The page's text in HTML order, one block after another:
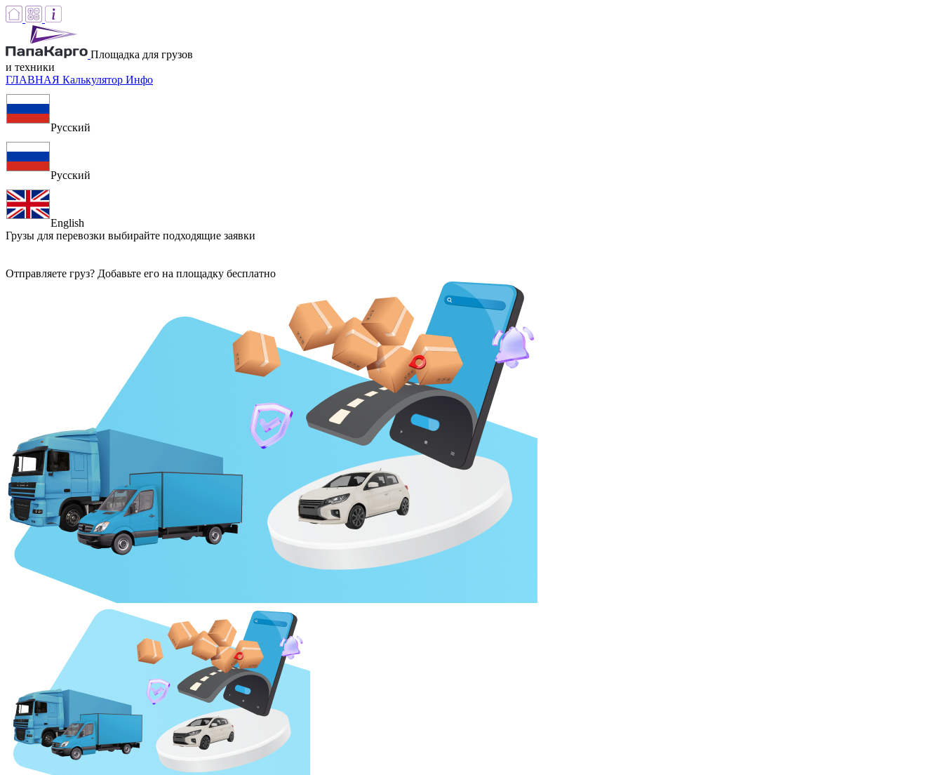
Площадка для грузов
и техники
ГЛАВНАЯ Калькулятор Инфо
Русский
Русский
English
Грузы для перевозки выбирайте подходящие заявки
Отправляете груз? Добавьте его на площадку бесплатно